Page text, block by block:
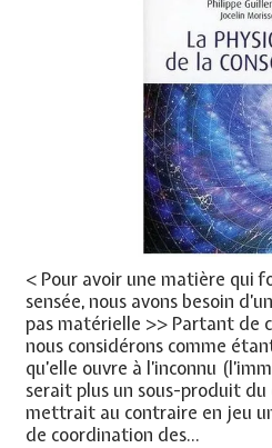
< Pour avoir une matière qui
sensée, nous avons besoin
pas matérielle >> Partant de
nous considérons comme
qu’elle ouvre à l’inconnu
serait plus un sous-produit du
mettrait au contraire en jeu
de coordination des...